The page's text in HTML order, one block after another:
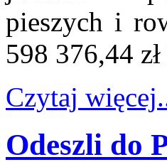
pieszych i
598 376,44
Czytaj
Odeszli do